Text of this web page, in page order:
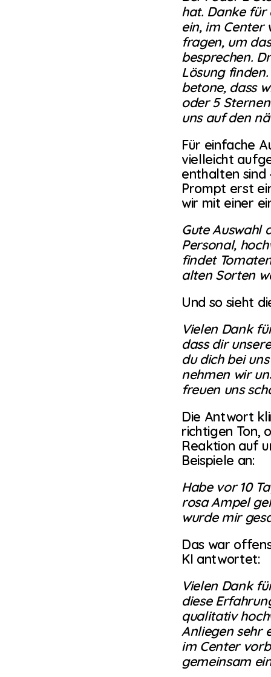
hat. Danke für
ein, im Center
fragen, um
besprechen.
Lösung
betone, dass
oder 5
uns auf den
Für einfache
vielleicht
enthalten sind
Prompt erst
wir mit einer
Gute Auswahl
Personal,
findet
alten Sorten
Und so sieht
Vielen Dank
dass dir
du dich bei
nehmen wir
freuen uns
Die Antwort
richtigen Ton,
Reaktion auf
Beispiele an:
Habe vor 10
rosa Ampel
wurde mir
Das war
KI antwortet:
Vielen Dank
diese
qualitativ
Anliegen sehr
im Center
gemeinsam